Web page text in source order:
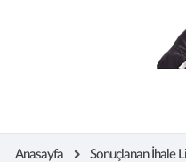
Anasayfa Sonuçlanan İhale